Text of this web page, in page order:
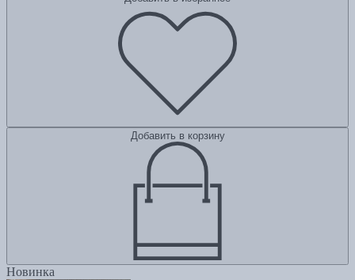
Добавить в корзину
Новинка